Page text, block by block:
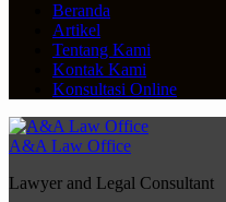
Beranda
Artikel
Tentang Kami
Kontak Kami
Konsultasi Online
A&A Law Office
Lawyer and Legal Consultant